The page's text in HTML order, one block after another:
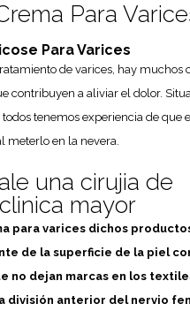
Para
Para Varices
de varices, hay muchos
contribuyen a aliviar el dolor.
todos tenemos experiencia de que
meterlo en la nevera.
una cirujia de
mayor
para varices dichos
de la superficie de la piel
no dejan marcas en los
división anterior del nervio